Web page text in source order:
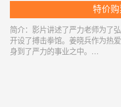
特价购
简介： 影片讲述了严力老师为了
开设了搏击拳馆。姜晓兵作为热
身到了严力的事业之中。…